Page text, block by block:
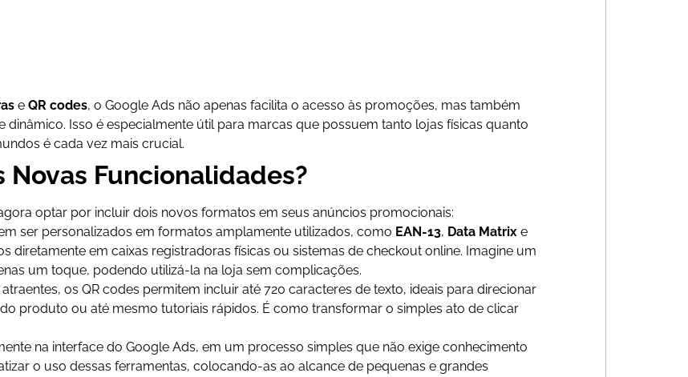
e QR codes, o Google Ads não apenas facilita o acesso às promoções, mas também
dinâmico. Isso é especialmente útil para marcas que possuem tanto lojas físicas quanto
é cada vez mais crucial.
Novas Funcionalidades?
optar por incluir dois novos formatos em seus anúncios promocionais:
ser personalizados em formatos amplamente utilizados, como EAN-13, Data Matrix e
diretamente em caixas registradoras físicas ou sistemas de checkout online. Imagine um
um toque, podendo utilizá-la na loja sem complicações.
os QR codes permitem incluir até 720 caracteres de texto, ideais para direcionar
produto ou até mesmo tutoriais rápidos. É como transformar o simples ato de clicar
na interface do Google Ads, em um processo simples que não exige conhecimento
o uso dessas ferramentas, colocando-as ao alcance de pequenas e grandes